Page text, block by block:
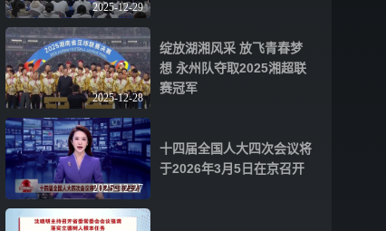
2025-12-29
2025-12-28
绽放湖湘风采 放飞青春梦
想 永州队夺取2025湘超联
赛冠军
2025-12-27
十四届全国人大四次会议将
于2026年3月5日在京召开